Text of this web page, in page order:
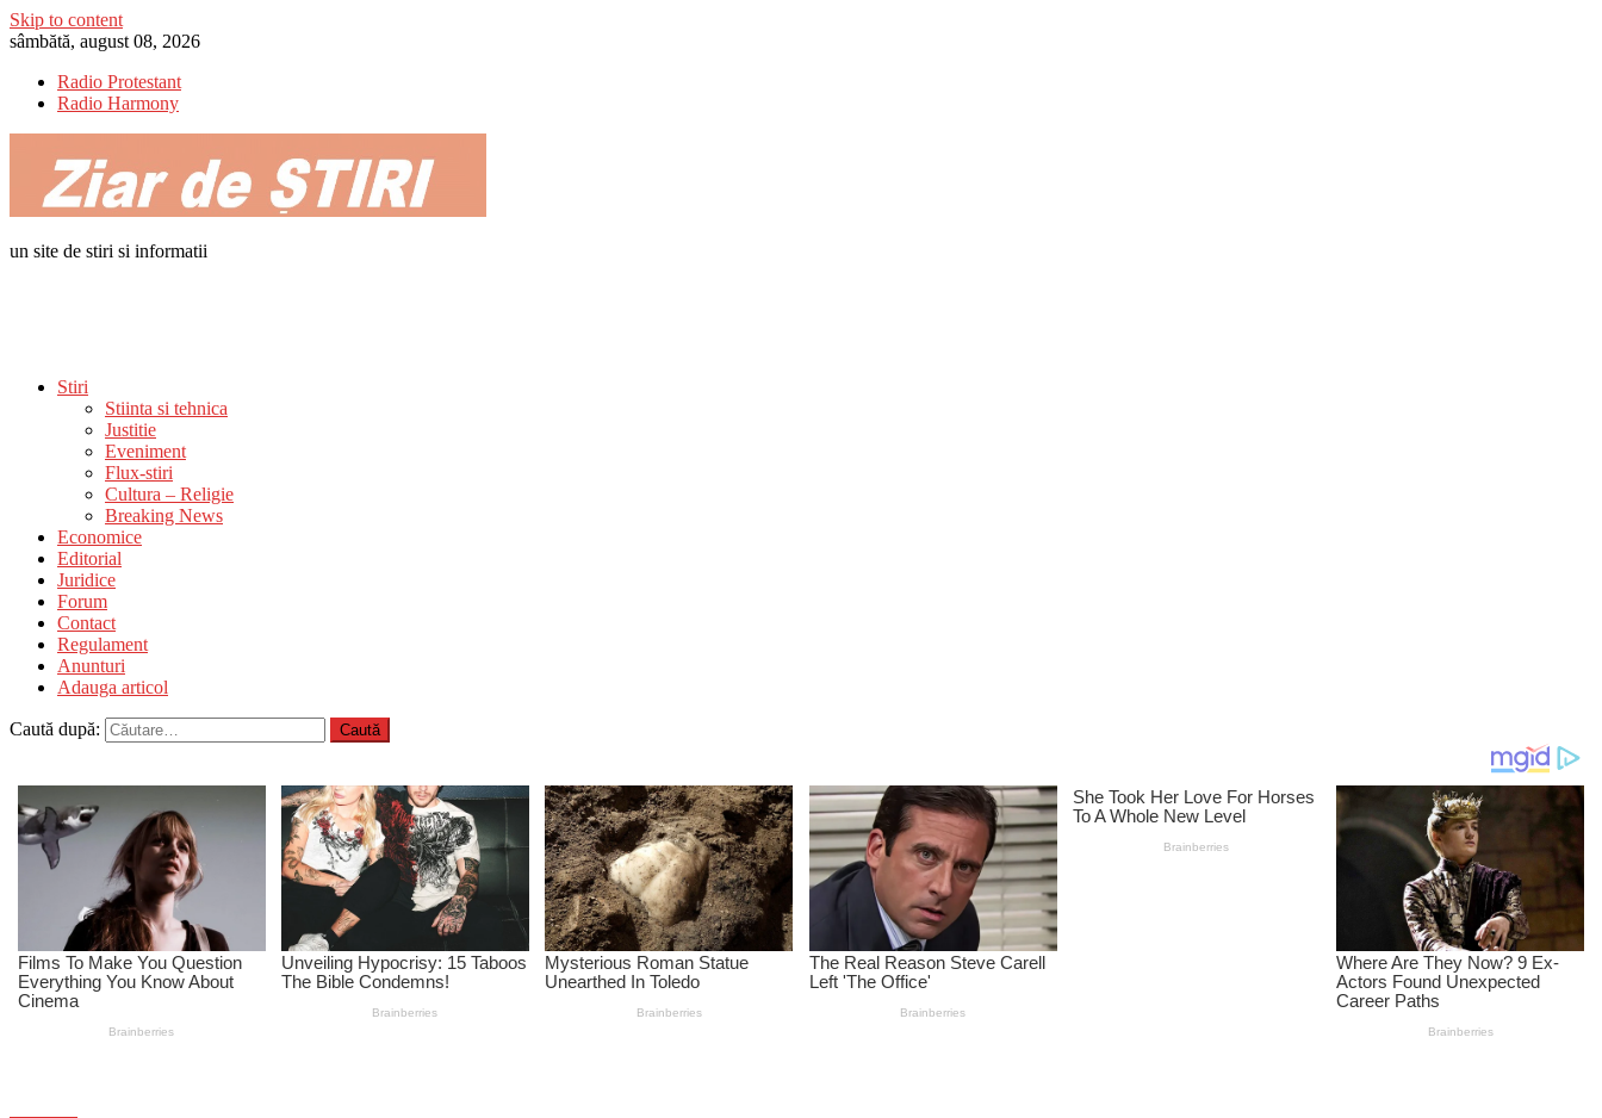
Skip to content
sâmbătă, august 08, 2026
Radio Protestant
Radio Harmony
un site de stiri si informatii
Stiri
Stiinta si tehnica
Justitie
Eveniment
Flux-stiri
Cultura – Religie
Breaking News
Economice
Editorial
Juridice
Forum
Contact
Regulament
Anunturi
Adauga articol
Caută după: